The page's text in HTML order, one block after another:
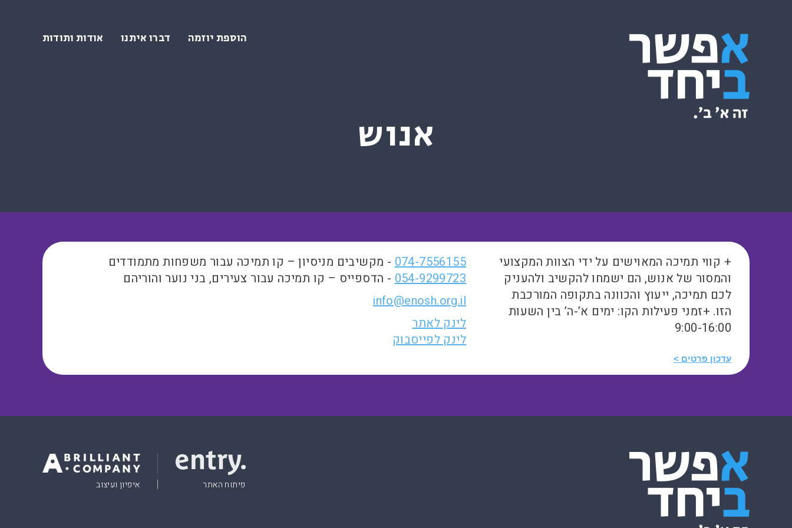
הוספת יוזמה דברו איתנו אודות ותודות
אנוש
+ קווי תמיכה המאוישים על ידי הצוות המקצועי
והמסור של אנוש, הם ישמחו להקשיב ולהעניק
לכם תמיכה, ייעוץ והכוונה בתקופה המורכבת
הזו. +זמני פעילות הקו: ימים א’-ה’ בין השעות
9:00-16:00
074-7556155 - מקשיבים מניסיון – קו תמיכה עבור משפחות מתמודדים
054-9299723 - הדספייס – קו תמיכה עבור צעירים, בני נוער והוריהם
info@enosh.org.il
לינק לאתר
לינק לפייסבוק
עדכון פרטים
פיתוח האתר איפיון ועיצוב